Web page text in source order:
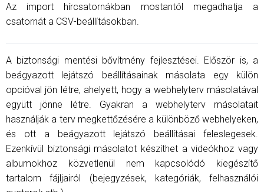
Az import hírcsatornákban mostantól megadhatja a
csatornát a CSV-beállításokban.
A biztonsági mentési bővítmény fejlesztései. Először is, a
beágyazott lejátszó beállításainak másolata egy külön
opcióval jön létre, ahelyett, hogy a webhelyterv másolatával
együtt jönne létre. Gyakran a webhelyterv másolatait
használják a terv megkettőzésére a különböző webhelyeken,
és ott a beágyazott lejátszó beállításai feleslegesek.
Ezenkívül biztonsági másolatot készíthet a videókhoz vagy
albumokhoz közvetlenül nem kapcsolódó kiegészítő
tartalom fájljairól (bejegyzések, kategóriák, felhasználói